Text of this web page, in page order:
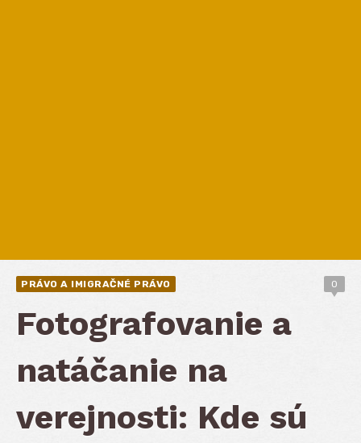
PRÁVO A IMIGRAČNÉ PRÁVO 0
Fotografovanie a
natáčanie na
verejnosti: Kde sú